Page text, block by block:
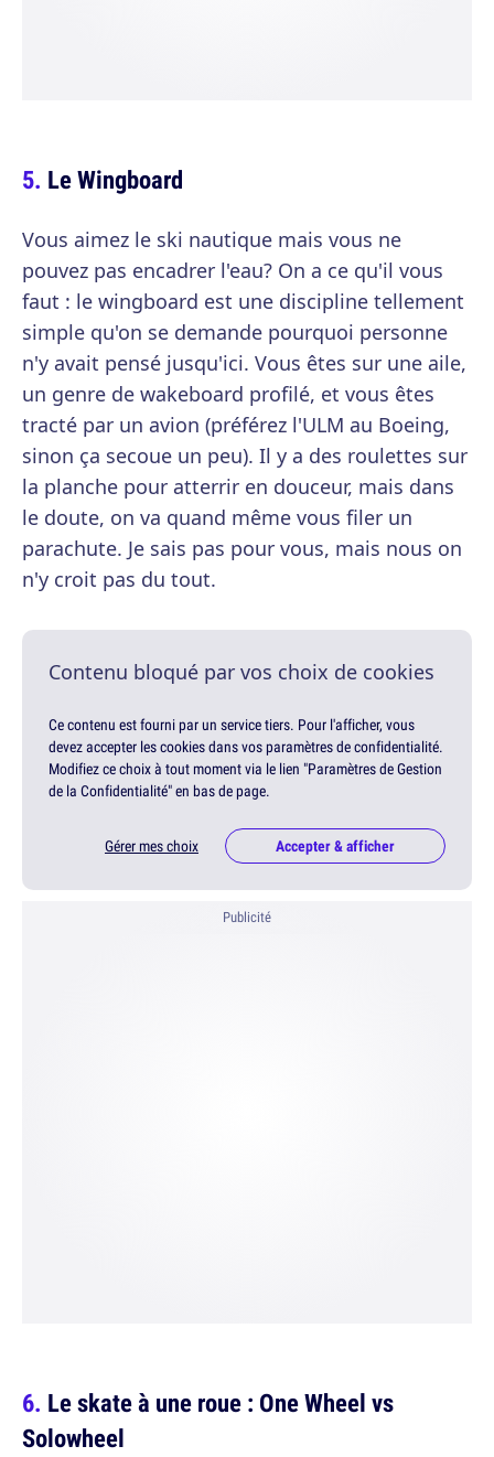
Le Wingboard
Vous aimez le ski nautique mais vous ne
pouvez pas encadrer l'eau? On a ce qu'il vous
faut : le wingboard est une discipline tellement
simple qu'on se demande pourquoi personne
n'y avait pensé jusqu'ici. Vous êtes sur une aile,
un genre de wakeboard profilé, et vous êtes
tracté par un avion (préférez l'ULM au Boeing,
sinon ça secoue un peu). Il y a des roulettes sur
la planche pour atterrir en douceur, mais dans
le doute, on va quand même vous filer un
parachute. Je sais pas pour vous, mais nous on
n'y croit pas du tout.
Contenu bloqué par vos choix de cookies
Ce contenu est fourni par un service tiers. Pour l'afficher, vous
devez accepter les cookies dans vos paramètres de confidentialité.
Modifiez ce choix à tout moment via le lien "Paramètres de Gestion
de la Confidentialité" en bas de page.
Gérer mes choix Accepter & afficher
Publicité
Le skate à une roue : One Wheel vs
Solowheel